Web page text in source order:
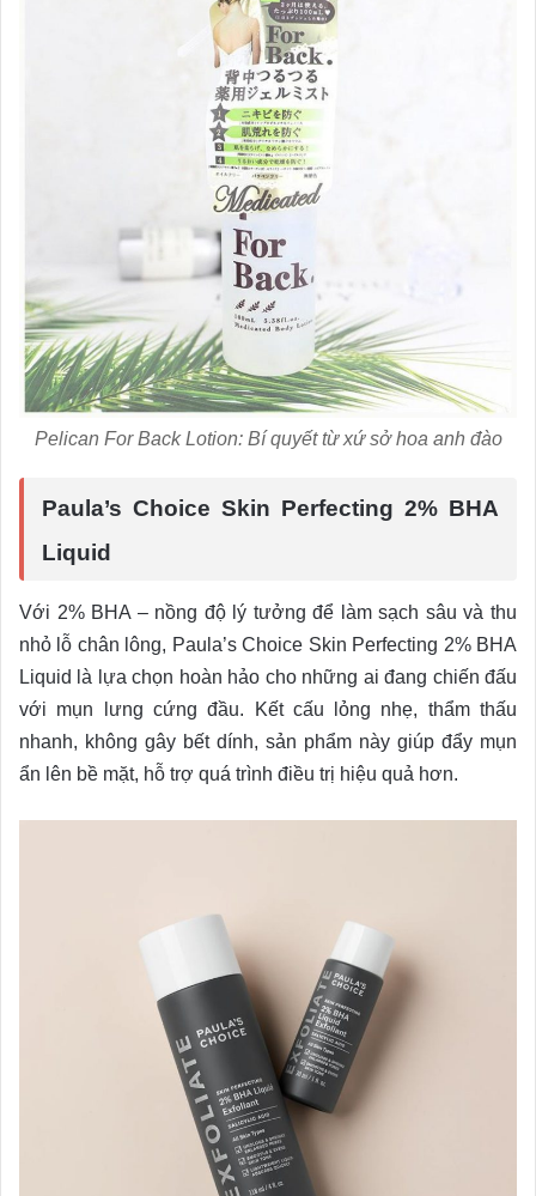
Pelican For Back Lotion: Bí quyết từ xứ sở hoa anh đào
Paula’s Choice Skin Perfecting 2% BHA
Liquid
Với 2% BHA – nồng độ lý tưởng để làm sạch sâu và thu
nhỏ lỗ chân lông, Paula’s Choice Skin Perfecting 2% BHA
Liquid là lựa chọn hoàn hảo cho những ai đang chiến đấu
với mụn lưng cứng đầu. Kết cấu lỏng nhẹ, thẩm thấu
nhanh, không gây bết dính, sản phẩm này giúp đẩy mụn
ẩn lên bề mặt, hỗ trợ quá trình điều trị hiệu quả hơn.